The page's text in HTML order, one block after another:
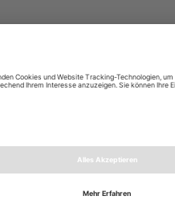
Stretch-Material.
GEFALLEN